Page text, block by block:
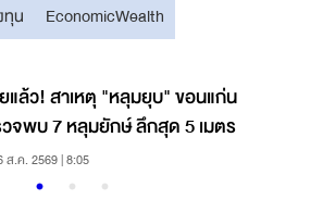
ทุน EconomicWealth
แล้ว! สาเหตุ "หลุมยุบ" ขอนแก่น
จพบ 7 หลุมยักษ์ ลึกสุด 5 เมตร
ส.ค. 2569 | 8:05